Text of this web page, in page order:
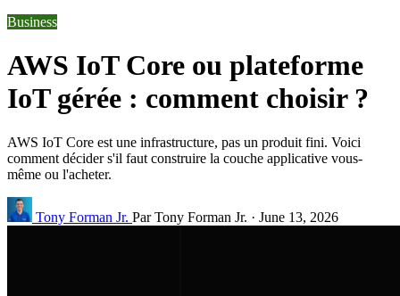
Business
AWS IoT Core ou plateforme
IoT gérée : comment choisir ?
AWS IoT Core est une infrastructure, pas un produit fini. Voici
comment décider s'il faut construire la couche applicative vous-
même ou l'acheter.
Tony Forman Jr. Par Tony Forman Jr. · June 13, 2026